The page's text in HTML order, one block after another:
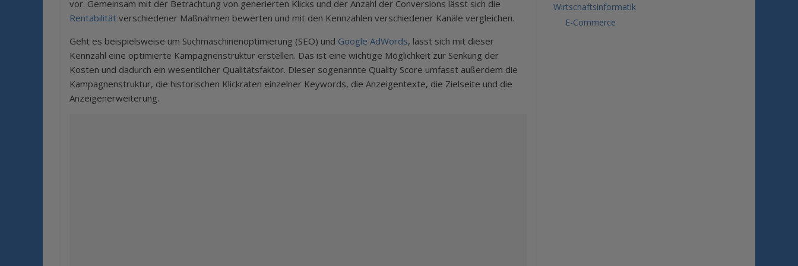
vor. Gemeinsam mit der Betrachtung von generierten Klicks und der Anzahl der Conversions lässt sich die
Rentabilität verschiedener Maßnahmen bewerten und mit den Kennzahlen verschiedener Kanäle vergleichen.
Geht es beispielsweise um Suchmaschinenoptimierung (SEO) und Google AdWords, lässt sich mit dieser
Kennzahl eine optimierte Kampagnenstruktur erstellen. Das ist eine wichtige Möglichkeit zur Senkung der
Kosten und dadurch ein wesentlicher Qualitätsfaktor. Dieser sogenannte Quality Score umfasst außerdem die
Kampagnenstruktur, die historischen Klickraten einzelner Keywords, die Anzeigentexte, die Zielseite und die
Anzeigenerweiterung.
Wirtschaftsinformatik
E-Commerce